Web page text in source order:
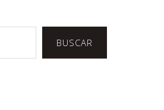
BUSCAR